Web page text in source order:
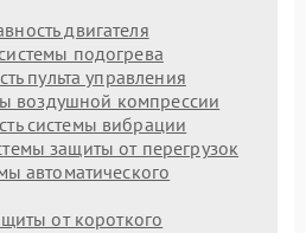
двигателя
подогрева
пульта управления
воздушной компрессии
системы вибрации
защиты от перегрузок
автоматического
от короткого